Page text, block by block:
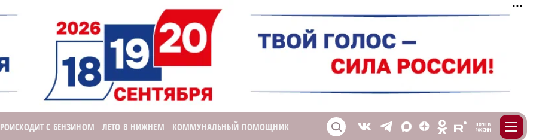
С БЕНЗИНОМ ЛЕТО В НИЖНЕМ КОММУНАЛЬНЫЙ ПОМОЩНИК S V T X Z O E m